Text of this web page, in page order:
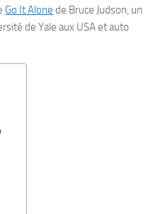
Go It Alone de Bruce Judson, un
de Yale aux USA et auto